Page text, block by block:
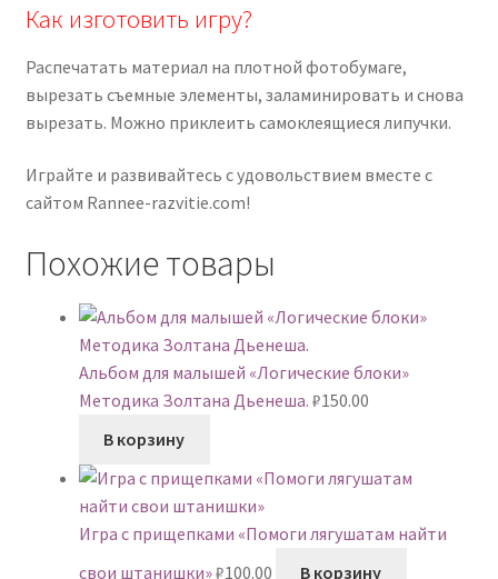
Как изготовить игру?
Распечатать материал на плотной фотобумаге,
вырезать съемные элементы, заламинировать и снова
вырезать. Можно приклеить самоклеящиеся липучки.
Играйте и развивайтесь с удовольствием вместе с
сайтом Rannee-razvitie.com!
Похожие товары
Альбом для малышей «Логические блоки»
Методика Золтана Дьенеша. ₽150.00
В корзину
Игра с прищепками «Помоги лягушатам найти
свои штанишки»₽100.00 В корзину